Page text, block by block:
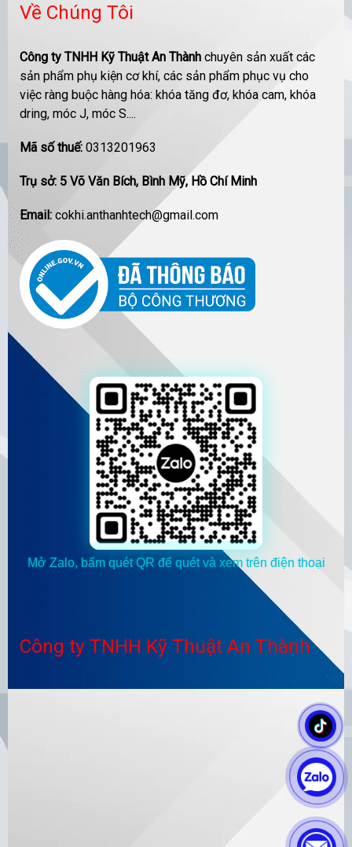
Về Chúng Tôi
Công ty TNHH Kỹ Thuật An Thành chuyên sản xuất các
sản phẩm phụ kiện cơ khí, các sản phẩm phục vụ cho
việc ràng buộc hàng hóa: khóa tăng đơ, khóa cam, khóa
dring, móc J, móc S....
Mã số thuế: 0313201963
Trụ sở: 5 Võ Văn Bích, Bình Mỹ, Hồ Chí Minh
Email: cokhi.anthanhtech@gmail.com
Mở Zalo, bấm quét QR để quét và xem trên điện thoại
Công ty TNHH Kỹ Thuật An Thành